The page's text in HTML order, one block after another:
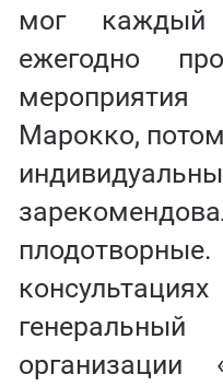
мог
ежегодно
Марокко,
организации